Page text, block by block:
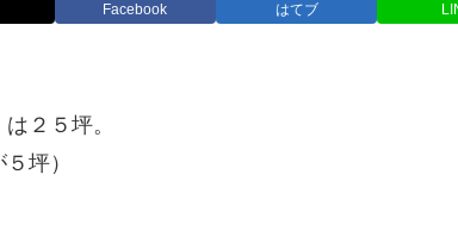
Facebook はてブ
２５坪。
坪）